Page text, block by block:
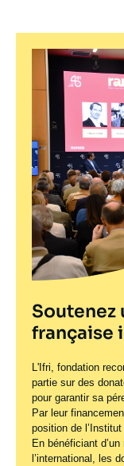
Soutenez
française
L'Ifri, fondation
partie sur des
pour garantir sa
Par leur
position de
En bénéficiant
l’international, les